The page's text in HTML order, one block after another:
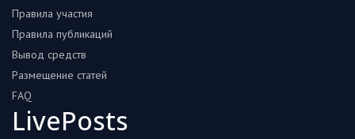
Правила участия
Правила публикаций
Вывод средств
Размещение статей
FAQ
LivePosts